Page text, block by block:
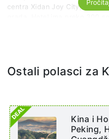
centra Xidan Joy City, Trga
Ostali polasci za
Kina i
Peking,